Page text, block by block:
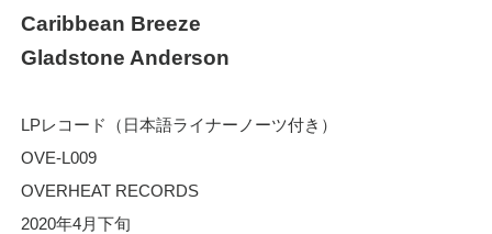
Caribbean Breeze
Gladstone Anderson
LPレコード（日本語ライナーノーツ付き）
OVE-L009
OVERHEAT RECORDS
2020年4月下旬